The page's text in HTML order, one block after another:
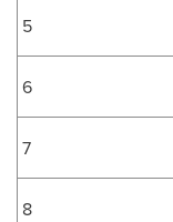
5
6
7
8